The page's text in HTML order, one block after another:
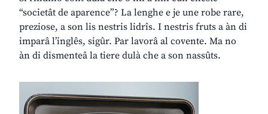
“societât de aparence”? La lenghe e je une robe rare,
preziose, a son lis nestris lidrîs. I nestris fruts a àn di
imparâ l’inglês, sigûr. Par lavorâ al covente. Ma no
àn di dismenteâ la tiere dulà che a son nassûts.